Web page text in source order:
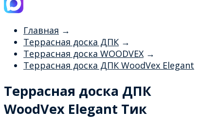
Главная →
Террасная доска ДПК →
Террасная доска WOODVEX →
Террасная доска ДПК WoodVex Elegant
Террасная доска ДПК
WoodVex Elegant Тик